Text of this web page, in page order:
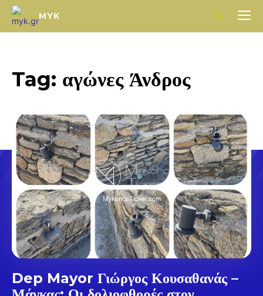
MYK
Tag: αγώνες Άνδρος
Dep Mayor Γιώργος Κουσαθανάς –